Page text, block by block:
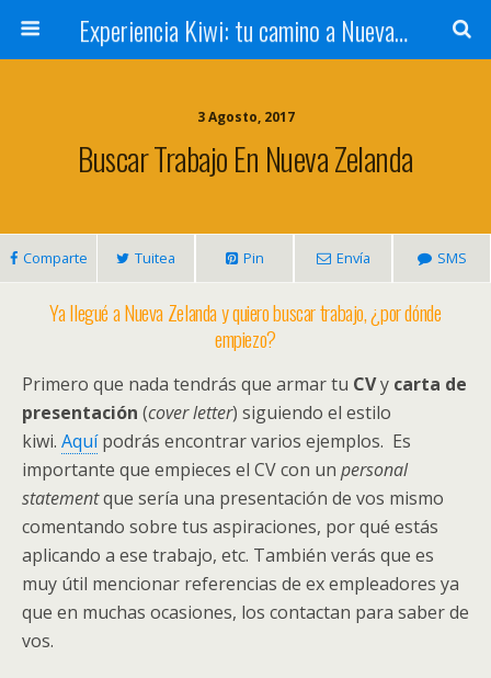
Experiencia Kiwi: tu camino a Nueva Zelanda
3 Agosto, 2017
Buscar Trabajo En Nueva Zelanda
Comparte Tuitea Pin Envía SMS
Ya llegué a Nueva Zelanda y quiero buscar trabajo, ¿por dónde
empiezo?
Primero que nada tendrás que armar tu CVy carta de
presentación (cover letter) siguiendo el estilo
kiwi. Aquípodrás encontrar varios ejemplos. Es
importante que empieces el CV con un personal
statementque sería una presentación de vos mismo
comentando sobre tus aspiraciones, por qué estás
aplicando a ese trabajo, etc. También verás que es
muy útil mencionar referencias de ex empleadores ya
que en muchas ocasiones, los contactan para saber de
vos.